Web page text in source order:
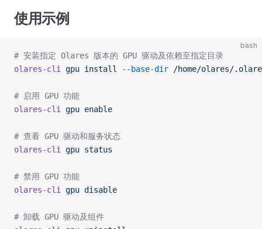
使用示例
bash
# 安装指定 Olares 版本的 GPU 驱动及依赖至指定目录
olares-cli
gpu install --base-dir /home/olares/
# 启用 GPU 功能
olares-cli
gpu enable
# 查看 GPU 驱动和服务状态
olares-cli
gpu status
# 禁用 GPU 功能
olares-cli
gpu disable
# 卸载 GPU 驱动及组件